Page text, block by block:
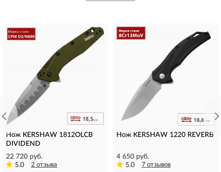
Нож KERSHAW 1812OLCB
DIVIDEND
22 720 руб.
5.0
2 отзыва
Нож KERSHAW 1220 REVERB
4 650 руб.
5.0
7 отзывов